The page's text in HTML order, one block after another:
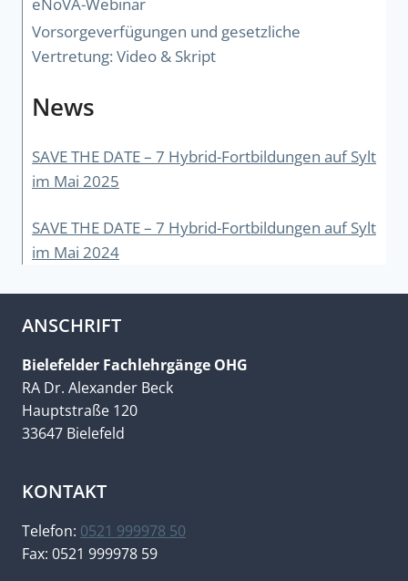
Vorsorgeverfügungen und gesetzliche
Vertretung: Video & Skript
News
SAVE THE DATE – 7 Hybrid-Fortbildungen auf Sylt
im Mai 2025
SAVE THE DATE – 7 Hybrid-Fortbildungen auf Sylt
im Mai 2024
ANSCHRIFT
Bielefelder Fachlehrgänge OHG
RA Dr. Alexander Beck
Hauptstraße 120
33647 Bielefeld
KONTAKT
Telefon: 0521 999978 50
Fax: 0521 999978 59